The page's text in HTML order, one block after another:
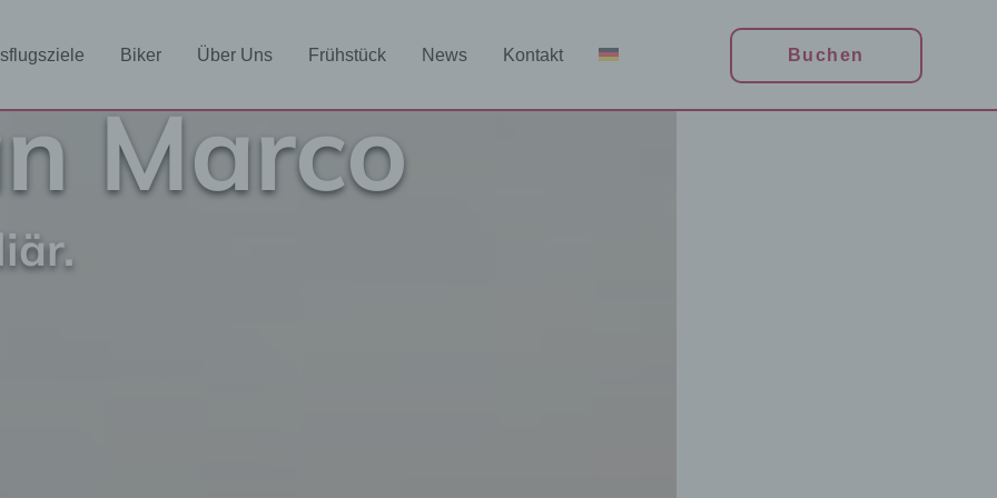
Biker Über Uns Frühstück News Kontakt Buchen
Marco